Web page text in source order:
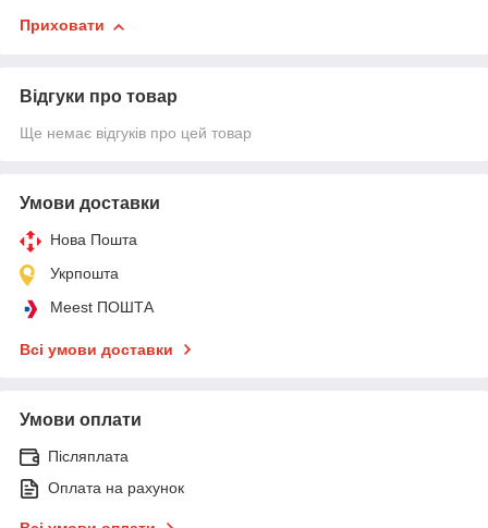
Приховати
Відгуки про товар
Ще немає відгуків про цей товар
Умови доставки
Нова Пошта
Укрпошта
Meest ПОШТА
Всі умови доставки
Умови оплати
Післяплата
Оплата на рахунок